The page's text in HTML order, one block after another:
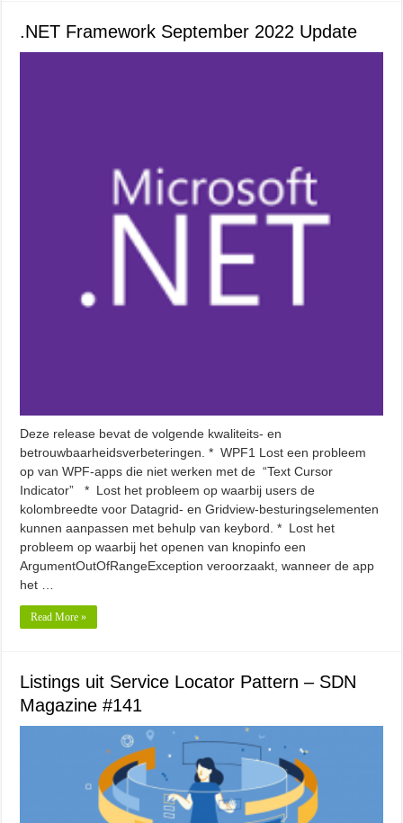
.NET Framework September 2022 Update
Deze release bevat de volgende kwaliteits- en
betrouwbaarheidsverbeteringen. * WPF1 Lost een probleem
op van WPF-apps die niet werken met de “Text Cursor
Indicator” * Lost het probleem op waarbij users de
kolombreedte voor Datagrid- en Gridview-besturingselementen
kunnen aanpassen met behulp van keybord. * Lost het
probleem op waarbij het openen van knopinfo een
ArgumentOutOfRangeException veroorzaakt, wanneer de app
het …
Read More »
Listings uit Service Locator Pattern – SDN
Magazine #141